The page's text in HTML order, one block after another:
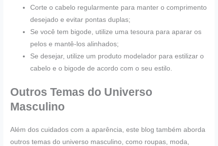
Corte o cabelo regularmente para manter o comprimento
desejado e evitar pontas duplas;
Se você tem bigode, utilize uma tesoura para aparar os
pelos e mantê-los alinhados;
Se desejar, utilize um produto modelador para estilizar o
cabelo e o bigode de acordo com o seu estilo.
Outros Temas do Universo
Masculino
Além dos cuidados com a aparência, este blog também aborda
outros temas do universo masculino, como roupas, moda,